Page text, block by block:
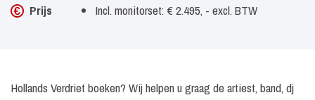
Prijs
Incl. monitorset: € 2.495, - excl. BTW
Hollands Verdriet boeken? Wij helpen u graag de artiest, band, dj